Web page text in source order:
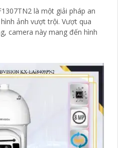
là một giải pháp an
vượt trội. Vượt qua
camera này mang đến hình